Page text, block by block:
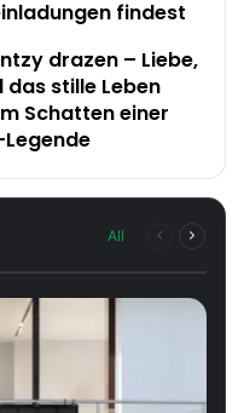
findest
drazen – Liebe,
das stille Leben
Schatten einer
All
Previous